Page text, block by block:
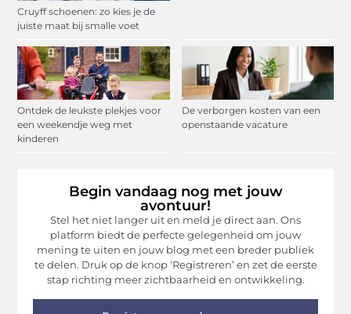
Cruyff schoenen: zo kies je de
juiste maat bij smalle voet
Ontdek de leukste plekjes voor
een weekendje weg met
kinderen
De verborgen kosten van een
openstaande vacature
Begin vandaag nog met jouw
avontuur!
Stel het niet langer uit en meld je direct aan. Ons
platform biedt de perfecte gelegenheid om jouw
mening te uiten en jouw blog met een breder publiek
te delen. Druk op de knop ‘Registreren’ en zet de eerste
stap richting meer zichtbaarheid en ontwikkeling.